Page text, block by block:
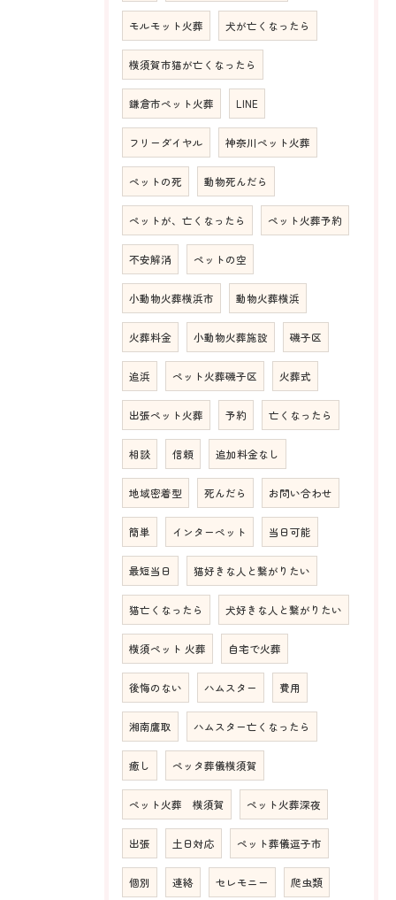
モルモット火葬 犬が亡くなったら
横須賀市猫が亡くなったら
鎌倉市ペット火葬 LINE
フリーダイヤル 神奈川ペット火葬
ペットの死 動物死んだら
ペットが、亡くなったら ペット火葬予約
不安解消 ペットの空
小動物火葬横浜市 動物火葬横浜
火葬料金 小動物火葬施設 磯子区
追浜 ペット火葬磯子区 火葬式
出張ペット火葬 予約 亡くなったら
相談 信頼 追加料金なし
地域密着型 死んだら お問い合わせ
簡単 インターペット 当日可能
最短当日 猫好きな人と繋がりたい
猫亡くなったら 犬好きな人と繋がりたい
横須ペット 火葬 自宅で火葬
後悔のない ハムスター 費用
湘南鷹取 ハムスター亡くなったら
癒し ペッタ葬儀横須賀
ペット火葬 横須賀 ペット火葬深夜
出張 土日対応 ペット葬儀逗子市
個別 連絡 セレモニー 爬虫類